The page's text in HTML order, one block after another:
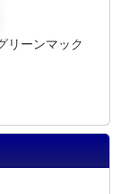
リーンマック